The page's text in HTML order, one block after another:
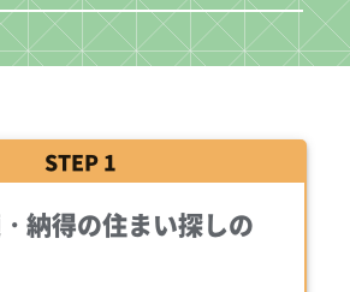
STEP 1
納得の住まい探しの